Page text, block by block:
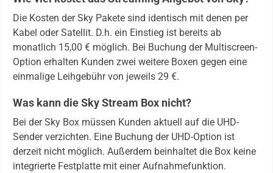
Die Kosten der Sky Pakete sind identisch mit denen per
Kabel oder Satellit. D.h. ein Einstieg ist bereits ab
monatlich 15,00 € möglich. Bei Buchung der Multiscreen-
Option erhalten Kunden zwei weitere Boxen gegen eine
einmalige Leihgebühr von jeweils 29 €.
Was kann die Sky Stream Box nicht?
Bei der Sky Box müssen Kunden aktuell auf die UHD-
Sender verzichten. Eine Buchung der UHD-Option ist
derzeit nicht möglich. Außerdem beinhaltet die Box keine
integrierte Festplatte mit einer Aufnahmefunktion.